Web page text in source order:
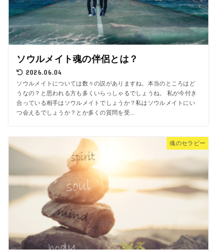
ソウルメイト魂の伴侶とは？
2026.06.04
ソウルメイトについては数々の説がありますね。本当のところはど
うなの？と思われる方も多くいらっしゃるでしょうね。 私が今付き
合っている相手はソウルメイトでしょうか？私はソウルメイトにい
つ会えるでしょうか？とか多くの質問を受...
魂のセラピー